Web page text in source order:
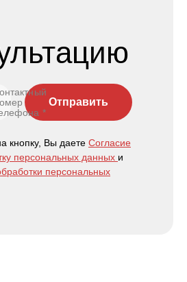
*
Отправить
кнопку, Вы даете Согласие
персональных данных и
персональных